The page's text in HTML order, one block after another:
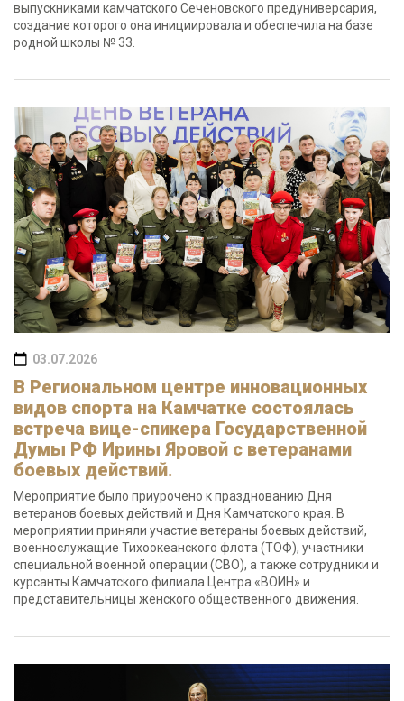
выпускниками камчатского Сеченовского предуниверсария,
создание которого она инициировала и обеспечила на базе
родной школы № 33.
03.07.2026
В Региональном центре инновационных
видов спорта на Камчатке состоялась
встреча вице-спикера Государственной
Думы РФ Ирины Яровой с ветеранами
боевых действий.
Мероприятие было приурочено к празднованию Дня
ветеранов боевых действий и Дня Камчатского края. В
мероприятии приняли участие ветераны боевых действий,
военнослужащие Тихоокеанского флота (ТОФ), участники
специальной военной операции (СВО), а также сотрудники и
курсанты Камчатского филиала Центра «ВОИН» и
представительницы женского общественного движения.